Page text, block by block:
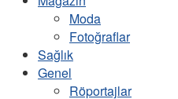
Moda
Fotoğraflar
Sağlık
Genel
Röportajlar